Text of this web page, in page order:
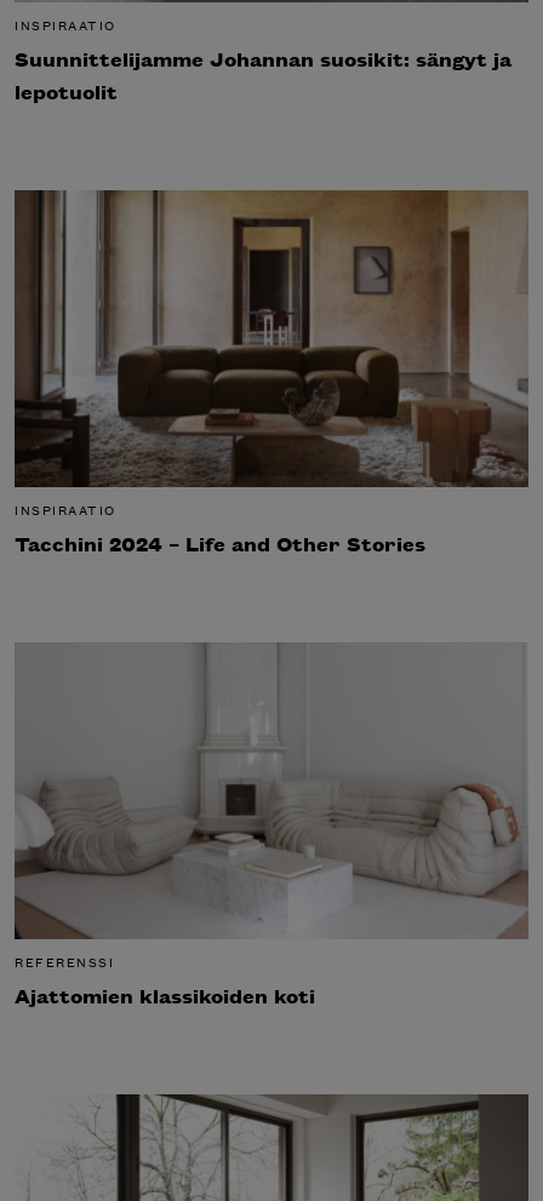
INSPIRAATIO
Suunnittelijamme Johannan suosikit: sängyt ja
lepotuolit
INSPIRAATIO
Tacchini 2024 – Life and Other Stories
REFERENSSI
Ajattomien klassikoiden koti